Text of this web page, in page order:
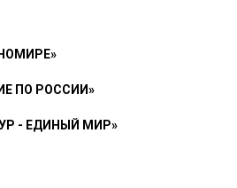
ПО РОССИИ»
- ЕДИНЫЙ МИР»